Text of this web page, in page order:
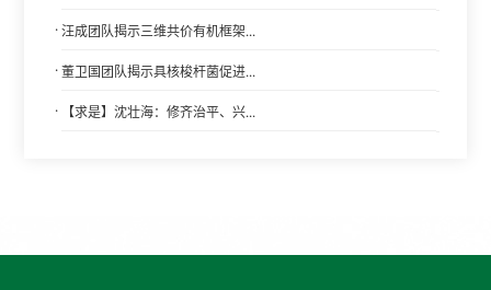
· 汪成团队揭示三维共价有机框架...
· 董卫国团队揭示具核梭杆菌促进...
· 【求是】沈壮海：修齐治平、兴...